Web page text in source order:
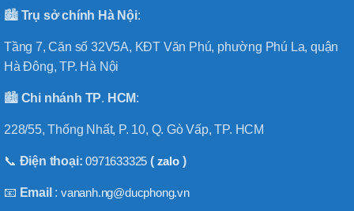
🏙️ Trụ sở chính Hà Nội:
Tầng 7, Căn số 32V5A, KĐT Văn Phú, phường Phú La, quận
Hà Đông, TP. Hà Nội
🏙️ Chi nhánh TP. HCM:
228/55, Thống Nhất, P. 10, Q. Gò Vấp, TP. HCM
📞 Điện thoại:0971633325 ( zalo)
📧 Email :vananh.ng@ducphong.vn